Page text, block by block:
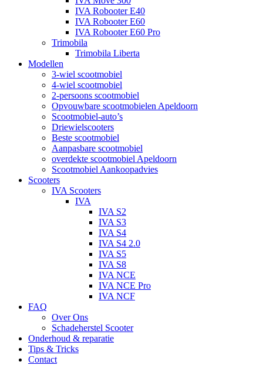
IVA Robooter E40
IVA Robooter E60
IVA Robooter E60 Pro
Trimobila
Trimobila Liberta
Modellen
3-wiel scootmobiel
4-wiel scootmobiel
2-persoons scootmobiel
Opvouwbare scootmobielen Apeldoorn
Scootmobiel-auto’s
Driewielscooters
Beste scootmobiel
Aanpasbare scootmobiel
overdekte scootmobiel Apeldoorn
Scootmobiel Aankoopadvies
Scooters
IVA Scooters
IVA
IVA S2
IVA S3
IVA S4
IVA S4 2.0
IVA S5
IVA S8
IVA NCE
IVA NCE Pro
IVA NCF
FAQ
Over Ons
Schadeherstel Scooter
Onderhoud & reparatie
Tips & Tricks
Contact